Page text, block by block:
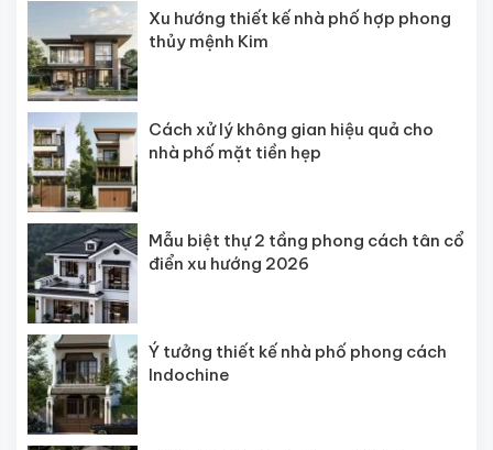
Xu hướng thiết kế nhà phố hợp phong
thủy mệnh Kim
Cách xử lý không gian hiệu quả cho
nhà phố mặt tiền hẹp
Mẫu biệt thự 2 tầng phong cách tân cổ
điển xu hướng 2026
Ý tưởng thiết kế nhà phố phong cách
Indochine